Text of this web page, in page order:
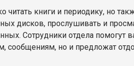
читать книги и периодику, но
дисков, прослушивать и
Сотрудники отдела помогут
но и предложат